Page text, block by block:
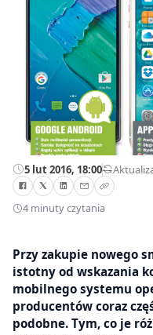
5 lut 2016, 18:00—
4 minuty czytania
Przy zakupie nowego
istotny od wskazania
mobilnego systemu
producentów coraz
podobne. Tym, co je